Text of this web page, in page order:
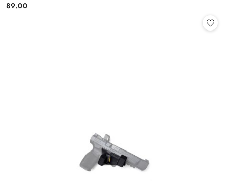
Cena:
89.00